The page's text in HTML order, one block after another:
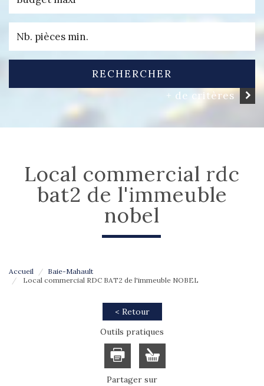
RECHERCHER
+ de critères
local commercial rdc
bat2 de l'immeuble
nobel
Accueil
Baie-Mahault
Local commercial RDC BAT2 de l'immeuble NOBEL
< Retour
Outils pratiques
Partager sur